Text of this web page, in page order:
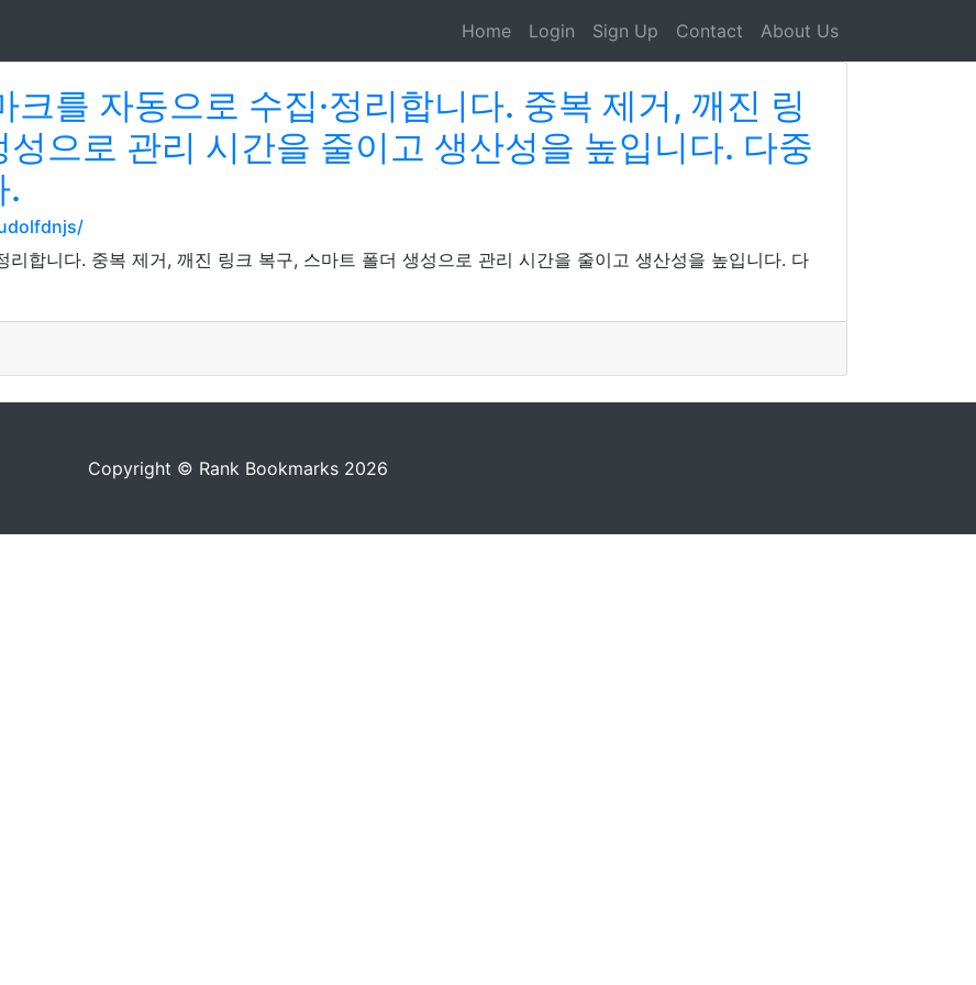
Home Login Sign Up Contact About Us
를 자동으로 수집·정리합니다. 중복 제거, 깨진 링
으로 관리 시간을 줄이고 생산성을 높입니다. 다중
.
리합니다. 중복 제거, 깨진 링크 복구, 스마트 폴더 생성으로 관리 시간을 줄이고 생산성을 높입니다. 다
Copyright © Rank Bookmarks 2026